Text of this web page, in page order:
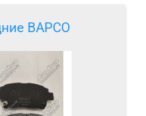
BAPCO